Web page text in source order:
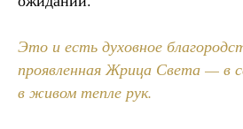
Это и есть духовное
проявленная Жрица Света — в
в живом тепле рук.